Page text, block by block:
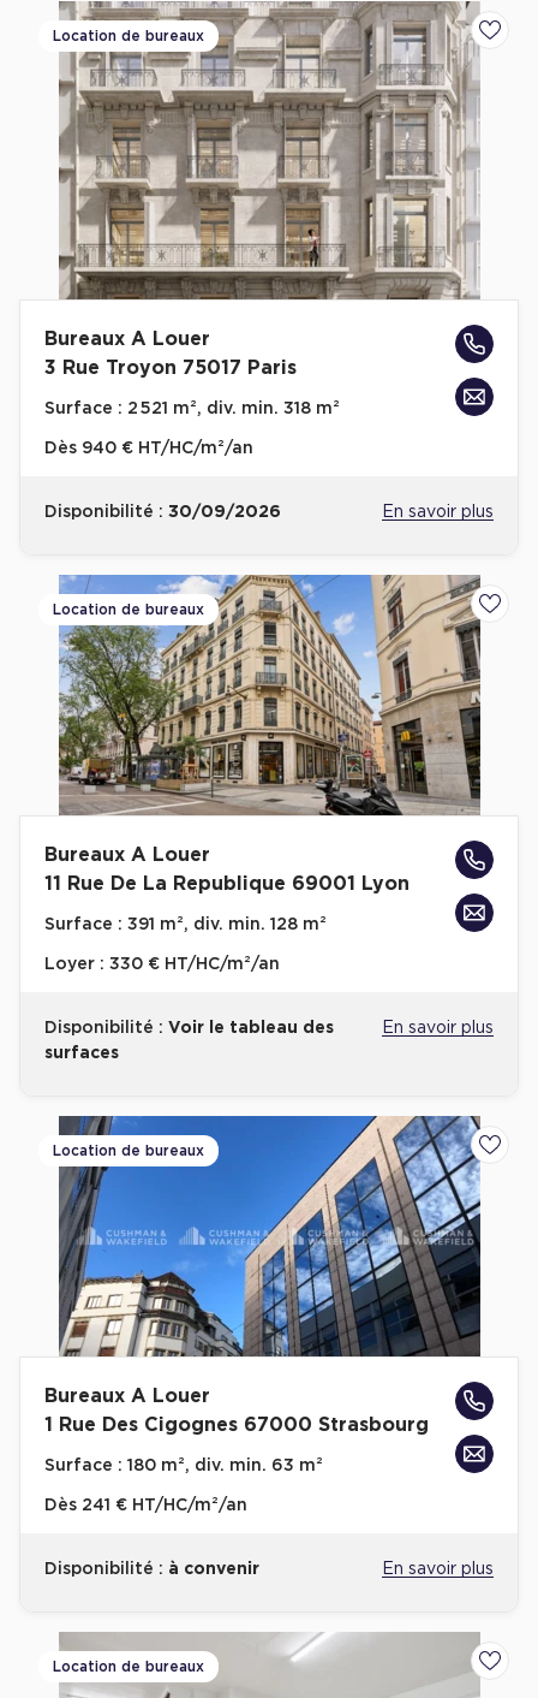
Location de bureaux
Bureaux A Louer
3 Rue Troyon 75017 Paris
Surface : 2 521 m², div. min. 318 m²
Dès 940 € HT/HC/m²/an
Disponibilité : 30/09/2026 En savoir plus
Location de bureaux
Bureaux A Louer
11 Rue De La Republique 69001 Lyon
Surface : 391 m², div. min. 128 m²
Loyer : 330 € HT/HC/m²/an
Disponibilité : Voir le tableau des
surfaces
En savoir plus
Location de bureaux
Bureaux A Louer
1 Rue Des Cigognes 67000 Strasbourg
Surface : 180 m², div. min. 63 m²
Dès 241 € HT/HC/m²/an
Disponibilité : à convenir En savoir plus
Location de bureaux